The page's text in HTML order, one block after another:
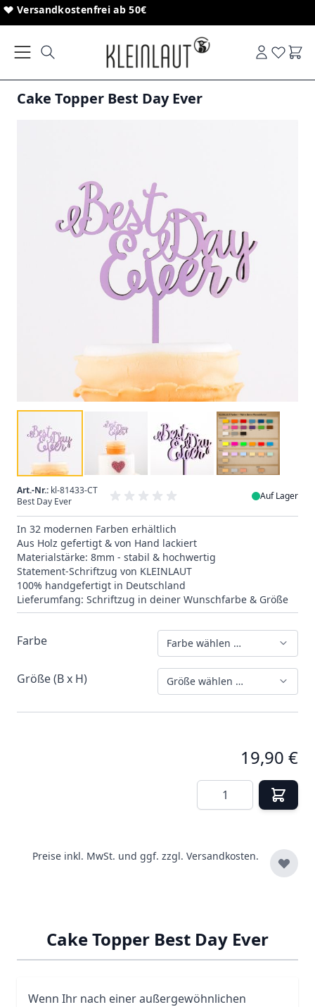
Direkt zum Inhalt
Versandkostenfrei ab 50€
Sonderanfertigungen von Schriftzügen
Cake Topper Best Day Ever
Art.-Nr.: kl-81433-CT
Best Day Ever
Auf Lager
In 32 modernen Farben erhältlich
Aus Holz gefertigt & von Hand lackiert
Materialstärke: 8mm - stabil & hochwertig
Statement-Schriftzug von KLEINLAUT
100% handgefertigt in Deutschland
Lieferumfang: Schriftzug in deiner Wunschfarbe & Größe
Farbe Farbe wählen …
Größe (B x H) Größe wählen …
19,90 €
Menge
Preise inkl. MwSt. und ggf. zzgl. Versandkosten.
Cake Topper Best Day Ever
Wenn Ihr nach einer außergewöhnlichen